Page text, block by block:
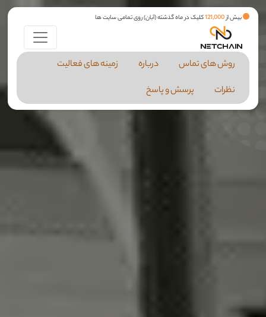
بیش از121,000کلیک در ماه گذشته (آبان) روی تمامی سایت ها
روش های تماس درباره
زمینه های فعالیت
نظرات
پرسش و پاسخ